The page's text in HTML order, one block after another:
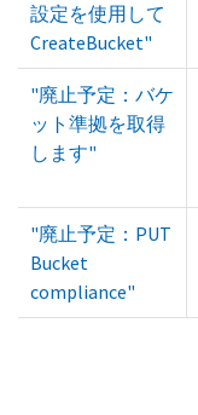
設定を使用して
CreateBucket"
"廃止予定：バケ
ット準拠を取得
します"
"廃止予定：PUT
Bucket
compliance"